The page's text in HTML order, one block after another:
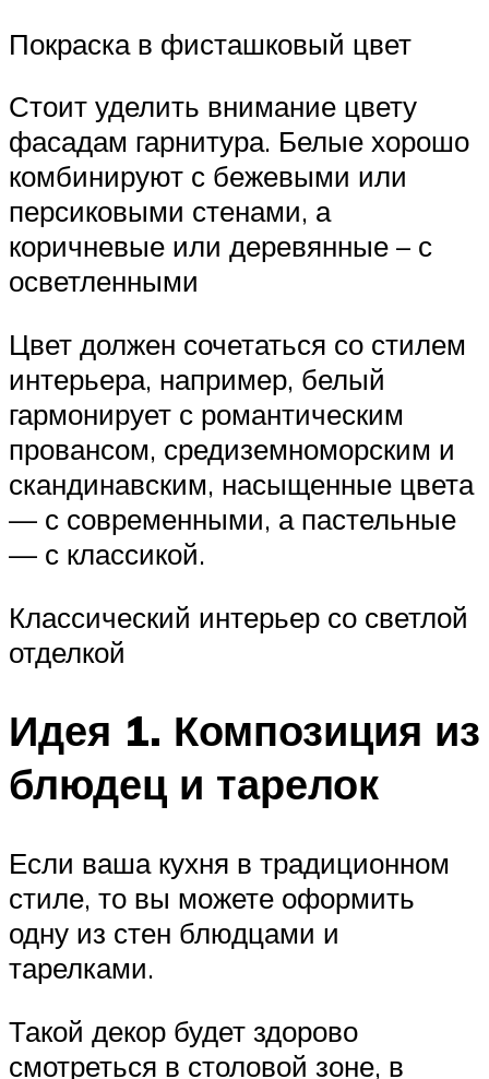
Покраска в фисташковый цвет
Стоит уделить внимание цвету
фасадам гарнитура. Белые хорошо
комбинируют с бежевыми или
персиковыми стенами, а
коричневые или деревянные – с
осветленными
Цвет должен сочетаться со стилем
интерьера, например, белый
гармонирует с романтическим
провансом, средиземноморским и
скандинавским, насыщенные цвета
— с современными, а пастельные
— с классикой.
Классический интерьер со светлой
отделкой
Идея 1. Композиция из
блюдец и тарелок
Если ваша кухня в традиционном
стиле, то вы можете оформить
одну из стен блюдцами и
тарелками.
Такой декор будет здорово
смотреться в столовой зоне, в